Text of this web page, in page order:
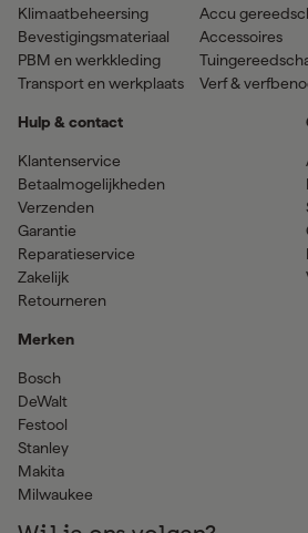
Klimaatbeheersing
Bevestigingsmateriaal
PBM en werkkleding
Transport en werkplaats
Accu
Accessoires
Verf &
Hulp & contact
Klantenservice
Betaalmogelijkheden
Verzenden
Garantie
Reparatieservice
Zakelijk
Retourneren
Merken
Bosch
DeWalt
Festool
Stanley
Makita
Milwaukee